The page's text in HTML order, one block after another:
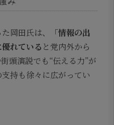
岡田氏は、
「情報の出
れている と党内外から
頭演説でも“伝える力”が
持も徐々に広がってい